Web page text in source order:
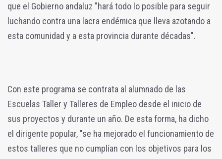
que el Gobierno andaluz "hará todo lo posible para seguir
luchando contra una lacra endémica que lleva azotando a
esta comunidad y a esta provincia durante décadas".
Con este programa se contrata al alumnado de las
Escuelas Taller y Talleres de Empleo desde el inicio de
sus proyectos y durante un año. De esta forma, ha dicho
el dirigente popular, "se ha mejorado el funcionamiento de
estos talleres que no cumplían con los objetivos para los